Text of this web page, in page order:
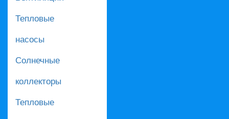
Тепловые
насосы
Солнечные
коллекторы
Тепловые